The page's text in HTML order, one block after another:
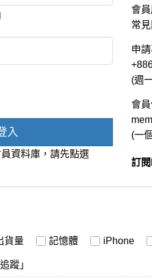
入
資料庫，請先點選
會
常
申請
(週
會員
(一
訂
貨量 記憶體 iPhone
蹤」